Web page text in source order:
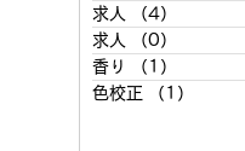
求人
（4）
求人
（0）
香り
（1）
色校正
（1）